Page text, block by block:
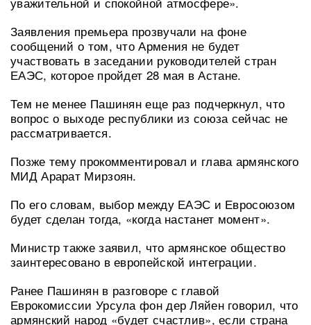
Заявления премьера прозвучали на фоне
сообщений о том, что Армения не будет
участвовать в заседании руководителей стран
ЕАЭС, которое пройдет 28 мая в Астане.
Тем не менее Пашинян еще раз подчеркнул, что
вопрос о выходе республики из союза сейчас не
рассматривается.
Позже тему прокомментировал и глава армянского
МИД Арарат Мирзоян.
По его словам, выбор между ЕАЭС и Евросоюзом
будет сделан тогда, «когда настанет момент».
Министр также заявил, что армянское общество
заинтересовано в европейской интеграции.
Ранее Пашинян в разговоре с главой
Еврокомиссии Урсула фон дер Ляйен говорил, что
армянский народ «будет счастлив», если страна